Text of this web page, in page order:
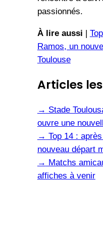
passionnés.
À lire aussi |
Ramos, un
Toulouse
Articles
→ Stade
ouvre une
→ Top 14 :
nouveau départ
→ Matchs
affiches à venir